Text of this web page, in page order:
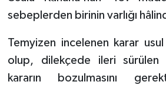
sebeplerden birinin varlığı
Temyizen incelenen karar
olup, dilekçede ileri sürülen
kararın bozulmasını